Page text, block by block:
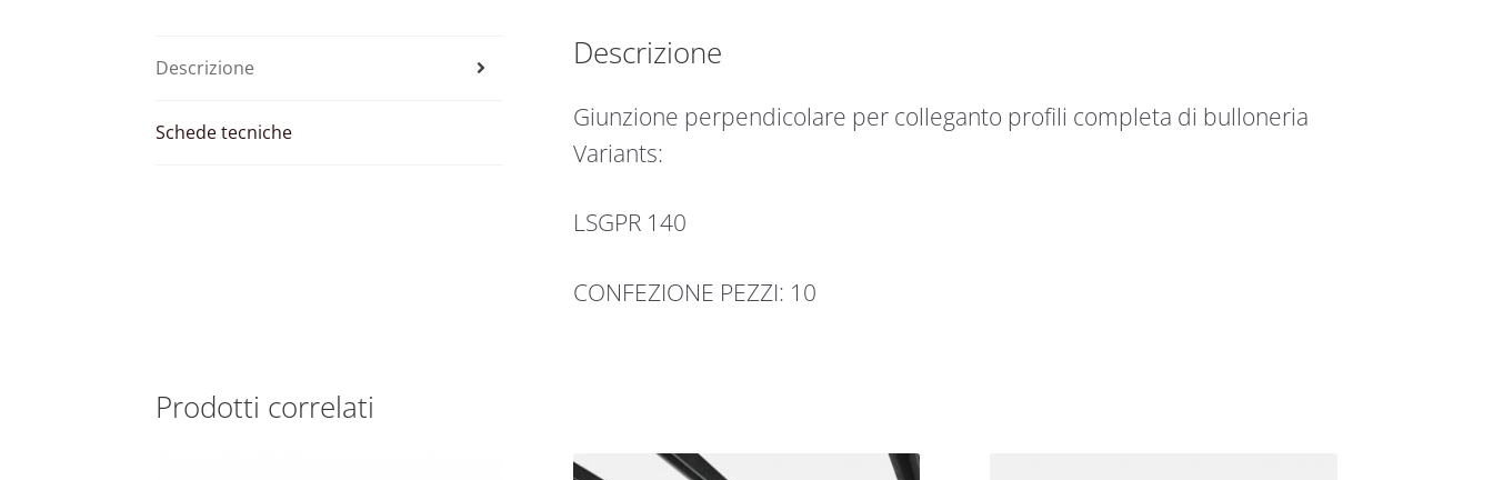
Descrizione
Schede tecniche
Descrizione
Giunzione perpendicolare per colleganto profili completa di bulloneria
Variants:
LSGPR 140
CONFEZIONE PEZZI: 10
Prodotti correlati